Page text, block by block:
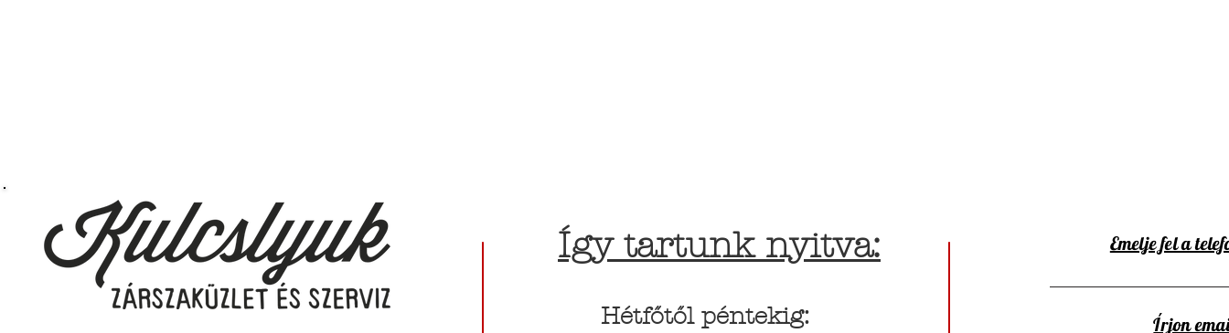
Így tartunk nyitva:
Hétfőtől péntekig:
Emelje fel a
Írjon